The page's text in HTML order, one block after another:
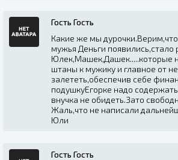
Гость Гость
Какие же мы
мужья Деньги появились,стало
Юлек,Машек,Дашек.....которые
штаны к мужику и главное от
залететь,обеспечив себе
подушкуЕгорке надо
внучка не обидеть.Зато
Жаль,что не написали
Юли
Гость Гость